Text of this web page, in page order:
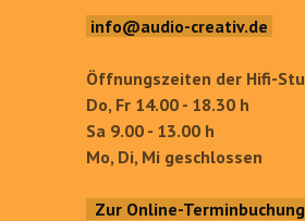
info@audio-creativ.de
Öffnungszeiten der Hifi-
Do, Fr 14.00 - 18.30 h
Sa 9.00 - 13.00 h
Mo, Di, Mi geschlossen
Zur Online-Terminbuchung